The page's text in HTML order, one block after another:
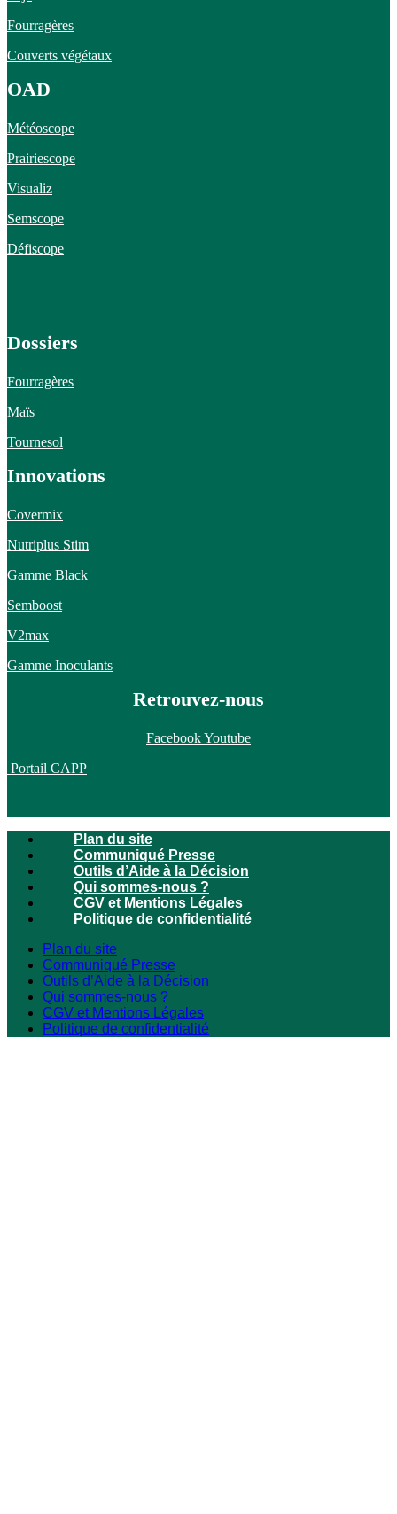
Fourragères
Couverts végétaux
OAD
Météoscope
Prairiescope
Visualiz
Semscope
Défiscope
Dossiers
Fourragères
Maïs
Tournesol
Innovations
Covermix
Nutriplus Stim
Gamme Black
Semboost
V2max
Gamme Inoculants
Retrouvez-nous
FacebookYoutube
Portail CAPP
Plan du site
Communiqué Presse
Outils d’Aide à la Décision
Qui sommes-nous ?
CGV et Mentions Légales
Politique de confidentialité
Plan du site
Communiqué Presse
Outils d’Aide à la Décision
Qui sommes-nous ?
CGV et Mentions Légales
Politique de confidentialité